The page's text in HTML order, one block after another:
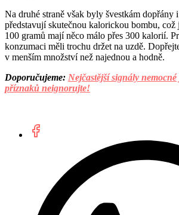
Na druhé straně však byly švestkám dopřány
představují skutečnou kalorickou bombu,
100 gramů mají něco málo přes 300 kalorií.
konzumaci měli trochu držet na uzdě.
v menším množství než najednou a hodně.
Doporučujeme: Nejčastější signály
příznaků neignorujte!